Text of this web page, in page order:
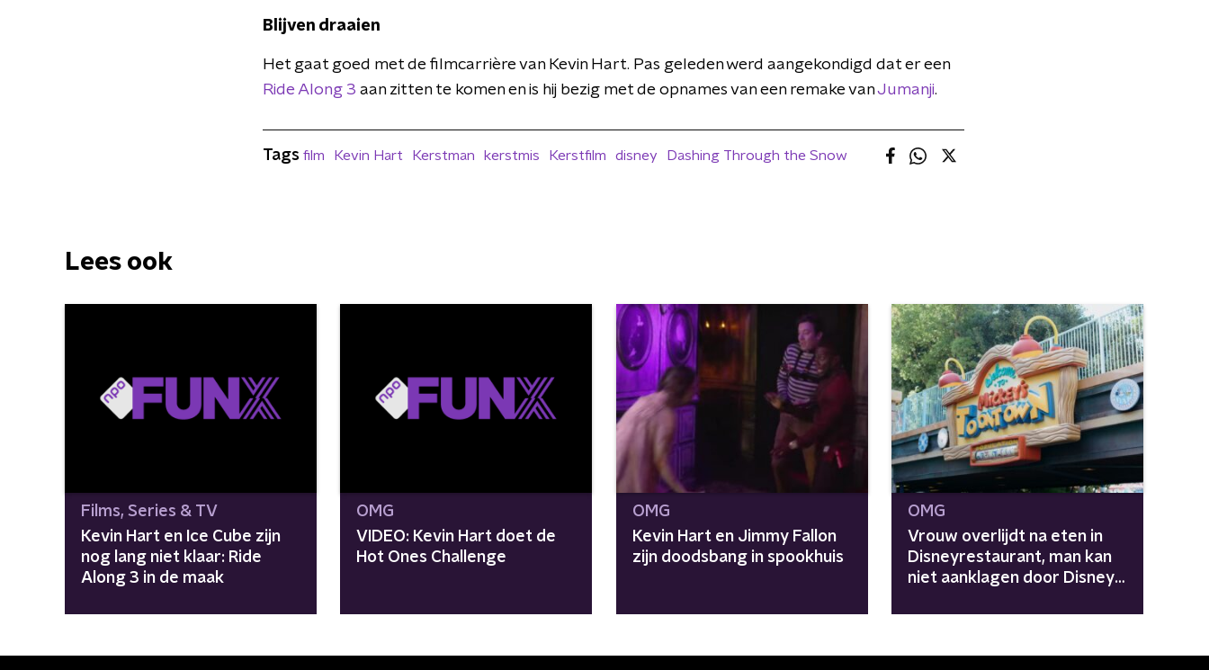
Blijven draaien
Het gaat goed met de filmcarrière van Kevin Hart. Pas geleden werd aangekondigd dat er een
Ride Along 3 aan zitten te komen en is hij bezig met de opnames van een remake vanJumanji.
Tags film Kevin Hart Kerstman kerstmis Kerstfilm disney Dashing Through the Snow
Lees ook
Films, Series & TV
Kevin Hart en Ice Cube zijn
nog lang niet klaar: Ride
Along 3 in de maak
OMG
VIDEO: Kevin Hart doet de
Hot Ones Challenge
OMG
Kevin Hart en Jimmy Fallon
zijn doodsbang in spookhuis
OMG
Vrouw overlijdt na eten in
Disneyrestaurant, man kan
niet aanklagen door Disney+